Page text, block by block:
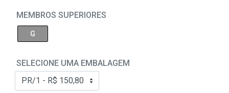
MEMBROS SUPERIORES
G
SELECIONE UMA EMBALAGEM